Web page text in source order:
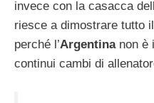
invece con la casacca
riesce a dimostrare tutto
perché l’Argentinanon è
continui cambi di